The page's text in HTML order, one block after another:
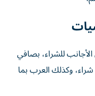
للشراء، بصافي
شراء، وكذلك العرب بما